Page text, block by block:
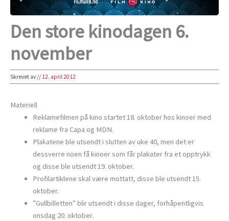
Den store kinodagen 6.
november
Skrevet av// 12. april 2012
Materiell
Reklamefilmen på kino startet 18. oktober hos kinoer med
reklame fra Capa og MDN.
Plakatene ble utsendt i slutten av uke 40, men det er
dessverre noen få kinoer som får plakater fra et opptrykk
og disse ble utsendt 19. oktober.
Profilartiklene skal være mottatt, disse ble utsendt 15.
oktober.
”Gullbilletten” blir utsendt i disse dager, forhåpentligvis
onsdag 20. oktober.